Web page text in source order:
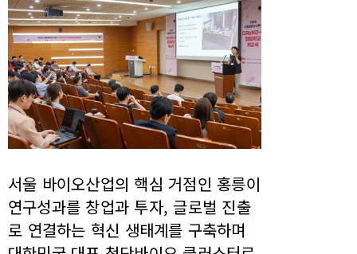
서울 바이오산업의 핵심 거점인 홍릉이
연구성과를 창업과 투자, 글로벌 진출
로 연결하는 혁신 생태계를 구축하며